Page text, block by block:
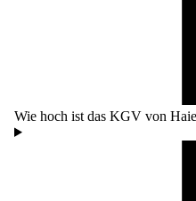
Wie hoch ist das KGV von